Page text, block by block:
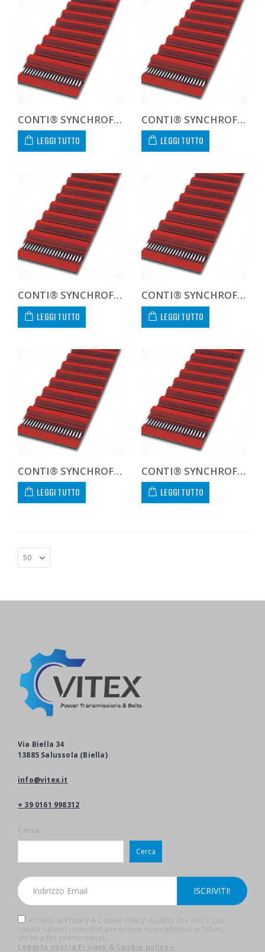
CONTI® SYNCHROFLEX GEN III AT10 1000 32 GEN 3
LEGGI TUTTO
CONTI® SYNCHROFLEX GEN III AT10 1000 50 GEN 3
LEGGI TUTTO
CONTI® SYNCHROFLEX GEN III AT10 1000 60 GEN 3
LEGGI TUTTO
CONTI® SYNCHROFLEX GEN III AT10 1000 75 GEN 3
LEGGI TUTTO
CONTI® SYNCHROFLEX GEN III AT10 1000 100 GEN 3
LEGGI TUTTO
CONTI® SYNCHROFLEX GEN III AT10 1000 200 GEN 3 CUSTOM
LEGGI TUTTO
Via Biella 34
13885 Salussola (Biella)
info@vitex.it
+ 39 0161 998312
Cerca
Cerca
Accetto la Privacy & Cookie Policy. Accetto che uno o più
cookie salvino i miei dati per essere ricontattato/a in futuro,
anche a fini promozionali.
Leggi la nostra Privacy & Cookie policy »